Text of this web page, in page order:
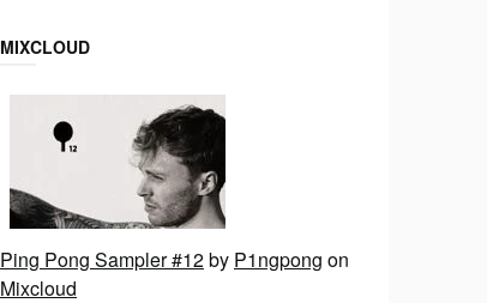
MIXCLOUD
Ping Pong Sampler #12by P1ngpong on
Mixcloud